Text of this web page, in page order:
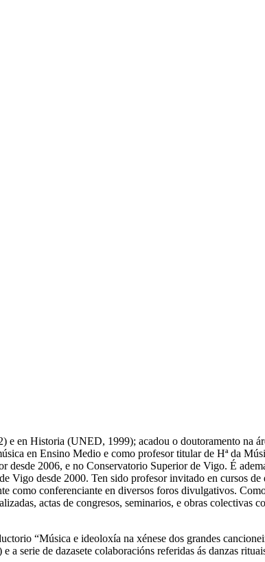
en Historia (UNED, 1999); acadou o doutoramento na
en Ensino Medio e como profesor titular de Hª da
2006, e no Conservatorio Superior de Vigo. É
Vigo desde 2000. Ten sido profesor invitado en cursos
como conferenciante en diversos foros divulgativos.
actas de congresos, seminarios, e obras colectivas
“Música e ideoloxía na xénese dos grandes
a serie de dazasete colaboracións referidas ás danzas